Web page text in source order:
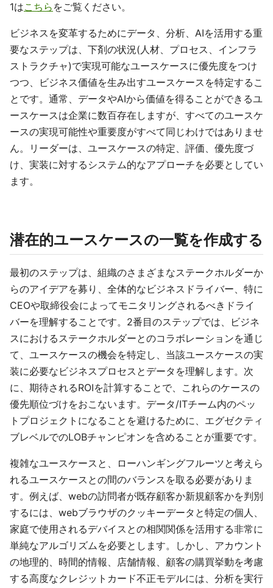
1はこちら をご覧ください。
ビジネスを変革するためにデータ、分析、AIを活用する重
要なステップは、下剤の状況(人材、プロセス、インフラ
ストラクチャ)で実現可能なユースケースに優先度をつけ
つつ、ビジネス価値を生み出すユースケースを特定するこ
とです。通常、データやAIから価値を得ることができるユ
ースケースは企業に数百存在しますが、すべてのユースケ
ースの実現可能性や重要度がすべて同じわけではありませ
ん。リーダーは、ユースケースの特定、評価、優先度づ
け、実装に対するシステム的なアプローチを必要としてい
ます。
潜在的ユースケースの一覧を作成する
最初のステップは、組織のさまざまなステークホルダーか
らのアイデアを募り、全体的なビジネスドライバー、特に
CEOや取締役会によってモニタリングされるべきドライ
バーを理解することです。2番目のステップでは、ビジネ
スにおけるステークホルダーとのコラボレーションを通じ
て、ユースケースの機会を特定し、当該ユースケースの実
装に必要なビジネスプロセスとデータを理解します。次
に、期待されるROIを計算することで、これらのケースの
優先順位づけをおこないます。データ/ITチーム内のペッ
トプロジェクトになることを避けるために、エグゼクティ
ブレベルでのLOBチャンピオンを含めることが重要です。
複雑なユースケースと、ローハンギングフルーツと考えら
れるユースケースとの間のバランスを取る必要がありま
す。例えば、webの訪問者が既存顧客か新規顧客かを判別
するには、webブラウザのクッキーデータと特定の個人、
家庭で使用されるデバイスとの相関関係を活用する非常に
単純なアルゴリズムを必要とします。しかし、アカウント
の地理的、時間的情報、店舗情報、顧客の購買挙動を考慮
する高度なクレジットカード不正モデルには、分析を実行